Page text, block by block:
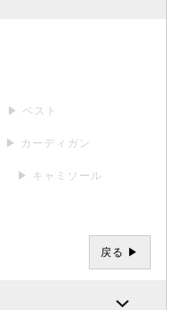
▶ ベスト
▶ カーディガン
▶ キャミソール
戻る ▶